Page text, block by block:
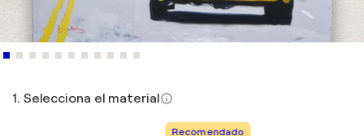
1. Selecciona el material
Recomendado